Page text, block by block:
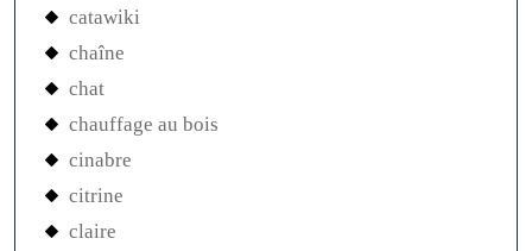
catawiki
chaîne
chat
chauffage au bois
cinabre
citrine
claire